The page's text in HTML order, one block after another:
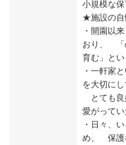
小規模な保
★施設の自
・開園以
おり、 「
育む」とい
・一軒家
を大切にし
とても良
愛がってい
・日々、
め、 保護